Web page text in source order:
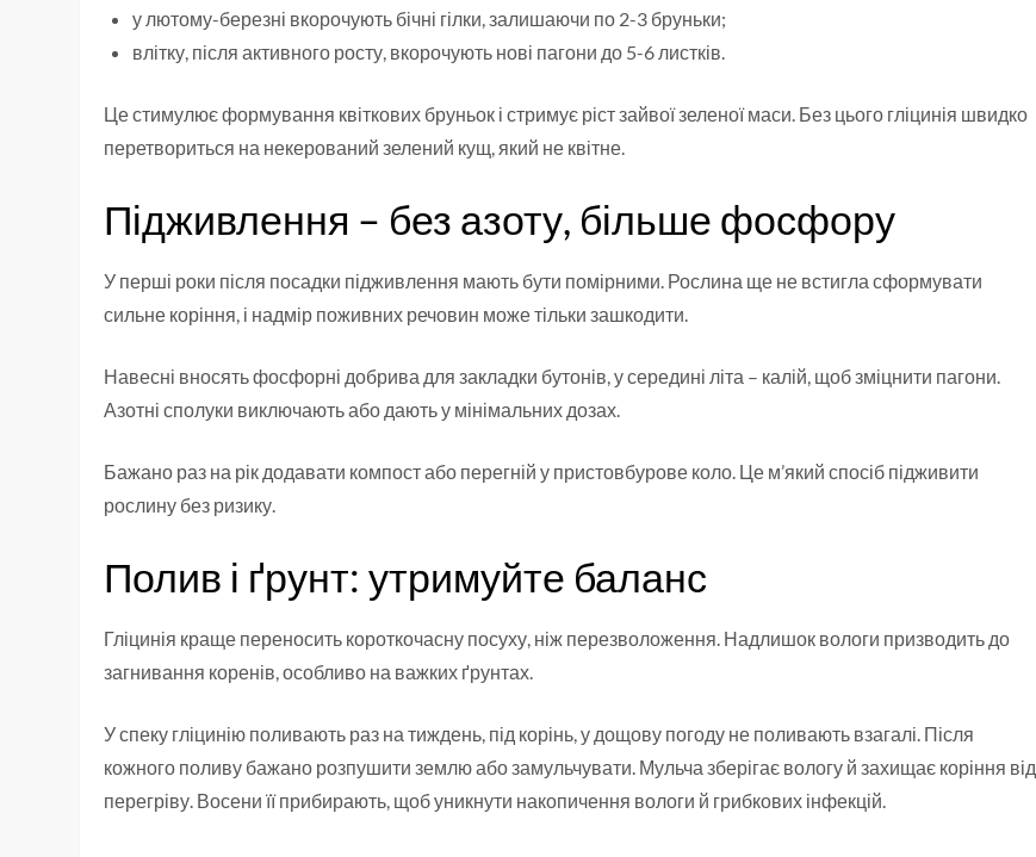
у лютому-березні вкорочують бічні гілки, залишаючи по 2-3 бруньки;
влітку, після активного росту, вкорочують нові пагони до 5-6 листків.
Це стимулює формування квіткових бруньок і стримує ріст зайвої зеленої маси. Без цього гліцинія швидко
перетвориться на некерований зелений кущ, який не квітне.
Підживлення – без азоту, більше фосфору
У перші роки після посадки підживлення мають бути помірними. Рослина ще не встигла сформувати
сильне коріння, і надмір поживних речовин може тільки зашкодити.
Навесні вносять фосфорні добрива для закладки бутонів, у середині літа – калій, щоб зміцнити пагони.
Азотні сполуки виключають або дають у мінімальних дозах.
Бажано раз на рік додавати компост або перегній у пристовбурове коло. Це м’який спосіб підживити
рослину без ризику.
Полив і ґрунт: утримуйте баланс
Гліцинія краще переносить короткочасну посуху, ніж перезволоження. Надлишок вологи призводить до
загнивання коренів, особливо на важких ґрунтах.
У спеку гліцинію поливають раз на тиждень, під корінь, у дощову погоду не поливають взагалі. Після
кожного поливу бажано розпушити землю або замульчувати. Мульча зберігає вологу й захищає коріння від
перегріву. Восени її прибирають, щоб уникнути накопичення вологи й грибкових інфекцій.